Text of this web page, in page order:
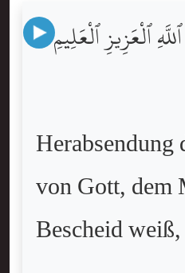
ٱلْعَزِيزِ ٱلْعَلِيمِ
Herabsendung
von Gott, dem
Bescheid weiß,